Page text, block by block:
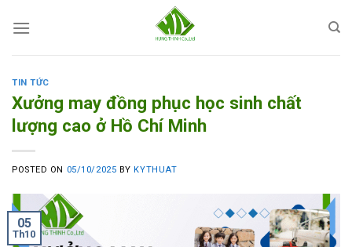
TIN TỨC
Xưởng may đồng phục học sinh chất
lượng cao ở Hồ Chí Minh
POSTED ON 05/10/2025 BYKYTHUAT
05
Th10